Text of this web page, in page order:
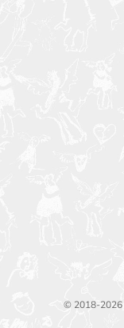
© 2018-2026